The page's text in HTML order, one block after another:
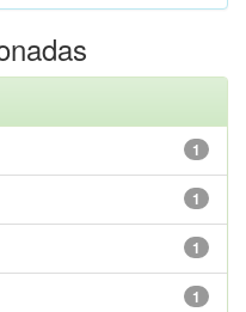
1
1
1
1